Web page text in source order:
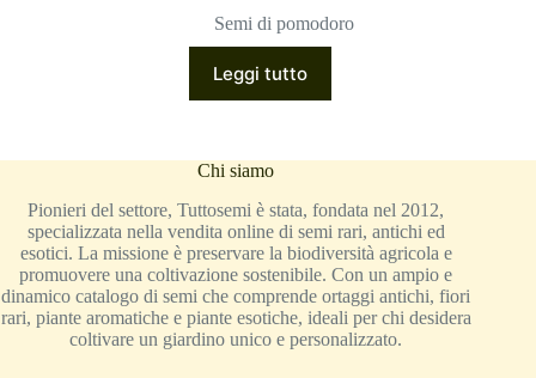
Semi di pomodoro
Leggi tutto
Chi siamo
Pionieri del settore, Tuttosemi è stata, fondata nel 2012,
specializzata nella vendita online di semi rari, antichi ed
esotici. La missione è preservare la biodiversità agricola e
promuovere una coltivazione sostenibile. Con un ampio e
dinamico catalogo di semi che comprende ortaggi antichi, fiori
rari, piante aromatiche e piante esotiche, ideali per chi desidera
coltivare un giardino unico e personalizzato.